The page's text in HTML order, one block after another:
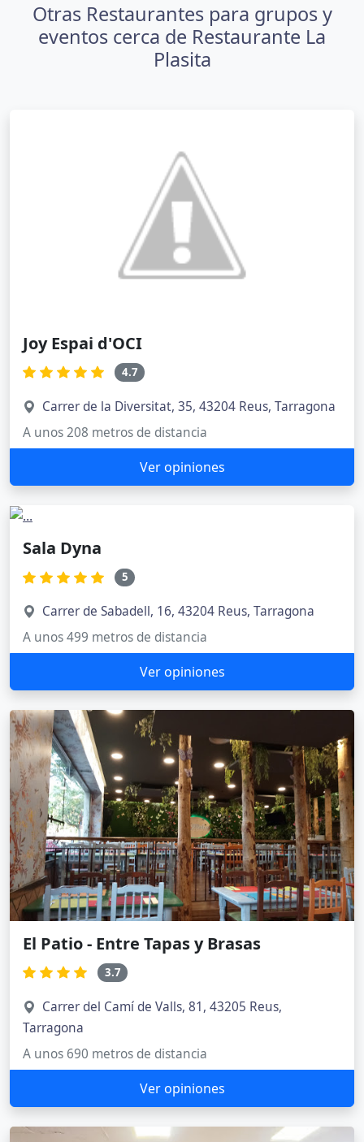
Otras Restaurantes para grupos y
eventos cerca de Restaurante La
Plasita
Joy Espai d'OCI
4.7
Carrer de la Diversitat, 35, 43204 Reus, Tarragona
A unos 208 metros de distancia
Ver opiniones
Sala Dyna
5
Carrer de Sabadell, 16, 43204 Reus, Tarragona
A unos 499 metros de distancia
Ver opiniones
El Patio - Entre Tapas y Brasas
3.7
Carrer del Camí de Valls, 81, 43205 Reus,
Tarragona
A unos 690 metros de distancia
Ver opiniones